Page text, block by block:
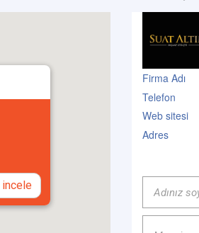
incele
Firma Adı
Telefon
Web sitesi
Adres